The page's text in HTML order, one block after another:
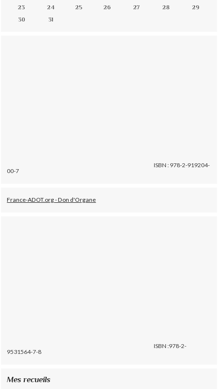
23
24 25 26 27 28
29
30
31
ISBN : 978-2-919204-
00-7
France-ADOT.org - Don d'Organe
ISBN :978-2-
9531564-7-8
Mes recueils